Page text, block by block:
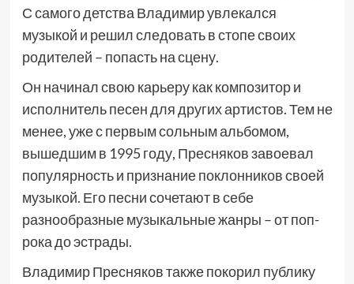
С самого детства Владимир увлекался
музыкой и решил следовать в стопе своих
родителей – попасть на сцену.
Он начинал свою карьеру как композитор и
исполнитель песен для других артистов. Тем не
менее, уже с первым сольным альбомом,
вышедшим в 1995 году, Пресняков завоевал
популярность и признание поклонников своей
музыкой. Его песни сочетают в себе
разнообразные музыкальные жанры – от поп-
рока до эстрады.
Владимир Пресняков также покорил публику